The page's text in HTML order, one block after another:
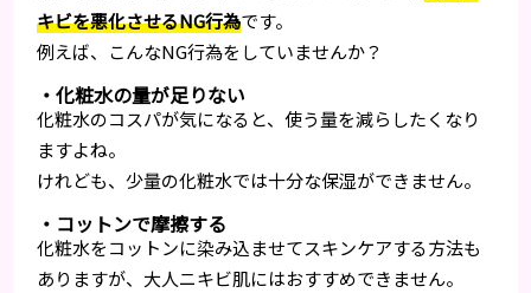
キビを悪化させるNG行為です。
例えば、こんなNG行為をしていませんか？
・化粧水の量が足りない
化粧水のコスパが気になると、使う量を減らしたくなり
ますよね。
けれども、少量の化粧水では十分な保湿ができません。
・コットンで摩擦する
化粧水をコットンに染み込ませてスキンケアする方法も
ありますが、大人ニキビ肌にはおすすめできません。